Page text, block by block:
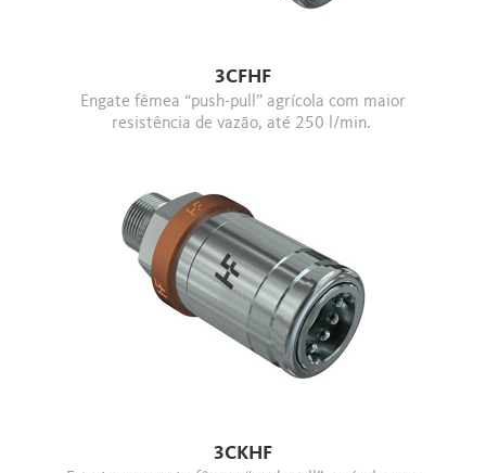
3CFHF
Engate fêmea “push-pull” agrícola com maior
resistência de vazão, até 250 l/min.
3CKHF